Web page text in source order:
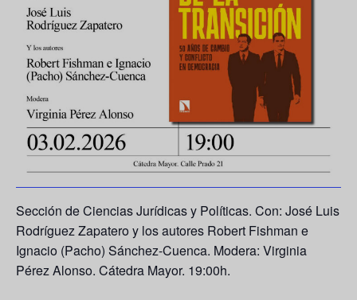
Sección de Ciencias Jurídicas y Políticas. Con: José Luis
Rodríguez Zapatero y los autores Robert Fishman e
Ignacio (Pacho) Sánchez-Cuenca. Modera: Virginia
Pérez Alonso. Cátedra Mayor. 19:00h.